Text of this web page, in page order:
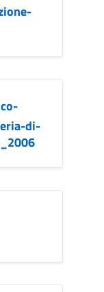
di-